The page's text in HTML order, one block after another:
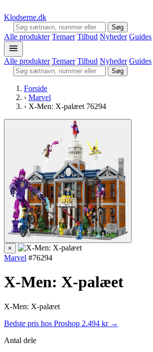
Klodserne.dk
Søg
Alle produkter Temaer Tilbud Nyheder Guides
Alle produkter Temaer Tilbud Nyheder Guides
Søg
Forside
› Marvel
› X-Men: X-palæet 76294
×
Marvel #76294
X-Men: X-palæet
X-Men: X-palæet
Bedste pris hos Proshop 2.494 kr →
Antal dele